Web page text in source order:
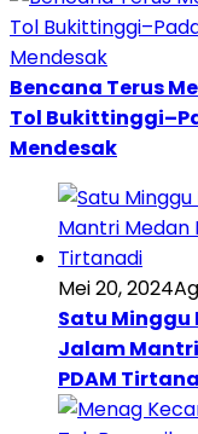
Bencana Terus
Tol
Mendesak
Mei 20, 2024
Satu Minggu
Jalam
PDAM